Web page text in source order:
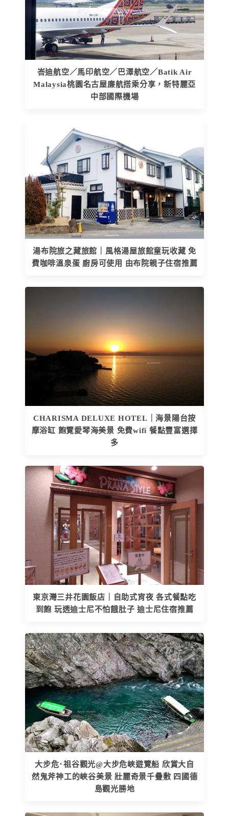
峇迪航空／馬印航空／巴澤航空／Batik Air
Malaysia桃園名古屋廉航搭乘分享，新特麗亞
中部國際機場
湯布院旅之藏旅館｜風格湯屋旅館童玩收藏 免
費咖啡溫泉蛋 廚房可使用 由布院親子住宿推薦
CHARISMA DELUXE HOTEL｜海景陽台按
摩浴缸 飽覽愛琴海美景 免費wifi 餐點豐富選擇
多
東京灣三井花園飯店｜自助式宵夜 各式餐點吃
到飽 玩透迪士尼不怕餓肚子 迪士尼住宿推薦
大步危･祖谷觀光@大步危峽遊覽船 欣賞大自
然鬼斧神工的峽谷美景 壯麗奇景千疊敷 四國德
島觀光勝地